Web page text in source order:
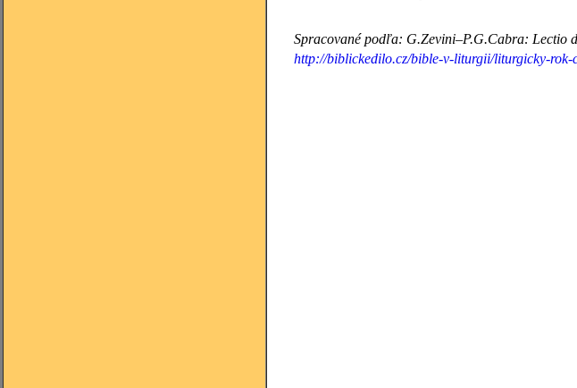
Spracované podľa: G.Zevini–P.G.Cabra: Lectio
http://biblickedilo.cz/bible-v-liturgii/liturgicky-rok-